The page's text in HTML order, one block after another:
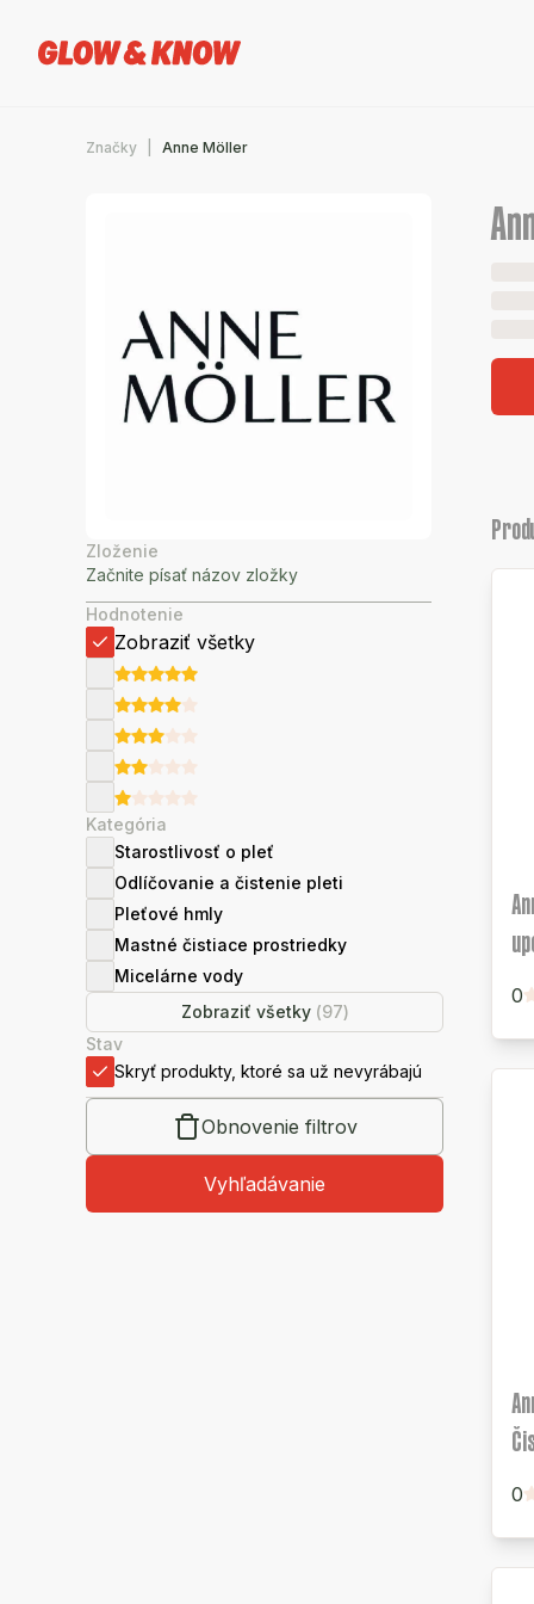
Značky Anne Möller
Zloženie
Hodnotenie
Zobraziť všetky
Kategória
Starostlivosť o pleť
Odlíčovanie a čistenie pleti
Pleťové hmly
Mastné čistiace prostriedky
Micelárne vody
Zobraziť všetky (97)
Stav
Skryť produkty, ktoré sa už nevyrábajú
Obnovenie filtrov
Vyhľadávanie
0
0